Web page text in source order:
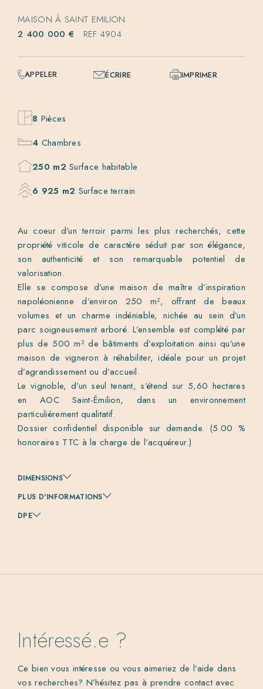
MAISON À SAINT EMILION
2 400 000 €
REF 4904
APPELER ÉCRIRE IMPRIMER
Au coeur d’un terroir parmi les plus recherchés, cette
propriété viticole de caractère séduit par son élégance,
son authenticité et son remarquable potentiel de
valorisation.
Elle se compose d’une maison de maître d’inspiration
napoléonienne d’environ 250 m², offrant de beaux
volumes et un charme indéniable, nichée au sein d’un
parc soigneusement arboré. L’ensemble est complété par
plus de 500 m² de bâtiments d’exploitation ainsi qu’une
maison de vigneron à réhabiliter, idéale pour un projet
d’agrandissement ou d’accueil.
Le vignoble, d’un seul tenant, s’étend sur 5,60 hectares
en AOC Saint-Émilion, dans un environnement
particulièrement qualitatif.
Dossier confidentiel disponible sur demande. (5.00 %
honoraires TTC à la charge de l’acquéreur.)
DIMENSIONS
PLUS D'INFORMATIONS
DPE
8 Pièces
4 Chambres
250 m2 Surface habitable
6 925 m2 Surface terrain
Intéressé.e ?
Ce bien vous intéresse ou vous aimeriez de l’aide dans
vos recherches? N’hésitez pas à prendre contact avec